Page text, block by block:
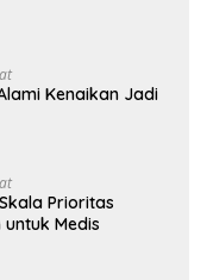
Kenaikan Jadi
Prioritas
Medis